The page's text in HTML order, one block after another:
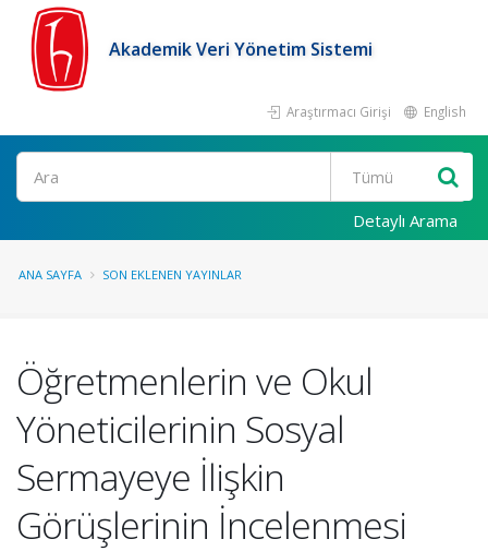
Akademik Veri Yönetim Sistemi
Araştırmacı Girişi English
Ara
Detaylı Arama
ANA SAYFA SON EKLENEN YAYINLAR
Öğretmenlerin ve Okul
Yöneticilerinin Sosyal
Sermayeye İlişkin
Görüşlerinin İncelenmesi